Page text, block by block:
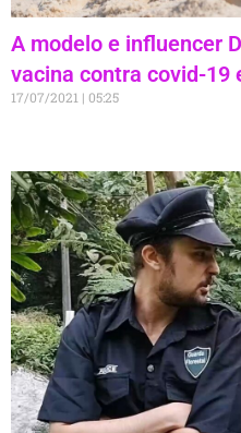
A modelo e influencer
vacina contra covid-19
17/07/2021 05:25